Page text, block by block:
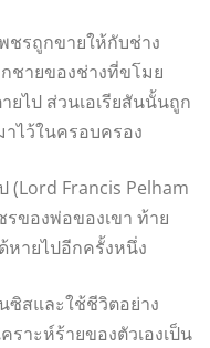
ชรถูกขายให้กับช่าง
ชายของช่างที่ขโมย
ไป ส่วนเอเรียสันนั้นถูก
ไว้ในครอบครอง
Francis Pelham
รของพ่อของเขา ท้าย
หายไปอีกครั้งหนึ่ง
ซิสและใช้ชีวิตอย่าง
ราะห์ร้ายของตัวเองเป็น